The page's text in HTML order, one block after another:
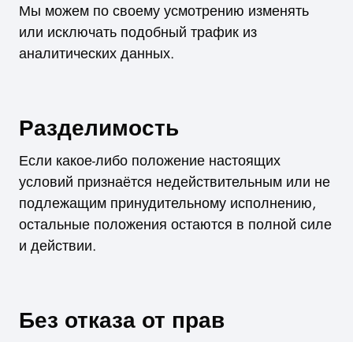
Мы можем по своему усмотрению изменять
или исключать подобный трафик из
аналитических данных.
Разделимость
Если какое-либо положение настоящих
условий признаётся недействительным или не
подлежащим принудительному исполнению,
остальные положения остаются в полной силе
и действии.
Без отказа от прав